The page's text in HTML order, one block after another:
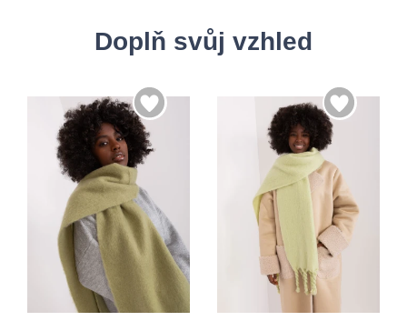
Doplň svůj vzhled
Univerzální Univerzální